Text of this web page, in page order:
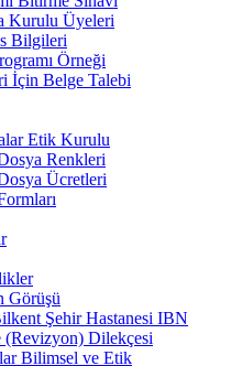
Kurulu Üyeleri
Bilgileri
Örneği
İçin Belge Talebi
Etik Kurulu
Renkleri
Ücretleri
Görüşü
Şehir Hastanesi IBN
(Revizyon) Dilekçesi
Bilimsel ve Etik